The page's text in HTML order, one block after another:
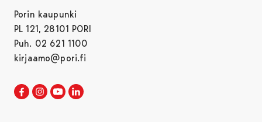
Porin kaupunki
PL 121, 28101 PORI
Puh. 02 621 1100
kirjaamo@pori.fi
Porin kaupunki Facebookissa
Avautuu uudessa välilehdessä
Porin kaupunki Instagramissa
Avautuu uudessa välilehdessä
Porin kaupunki Youtubessa
Avautuu uudessa välilehdessä